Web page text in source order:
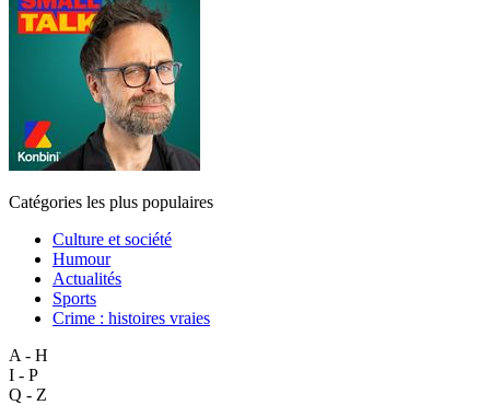
Catégories les plus populaires
Culture et société
Humour
Actualités
Sports
Crime : histoires vraies
A - H
I - P
Q - Z